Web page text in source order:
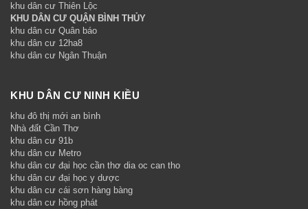
khu dân cư Thiên Lộc
KHU DÂN CƯ QUẬN BÌNH THỦY
khu dân cư Quân báo
khu dân cư 12ha8
khu dân cư Ngân Thuận
KHU DÂN CƯ NINH KIỀU
khu đô thị mới an bình
Nhà đất Cần Thơ
khu dân cư 91b
khu dân cư Metro
khu dân cư đại học cần thơ dia oc can tho
khu dân cư đại học y dược
khu dân cư cái sơn hàng bàng
khu dân cư hồng phát